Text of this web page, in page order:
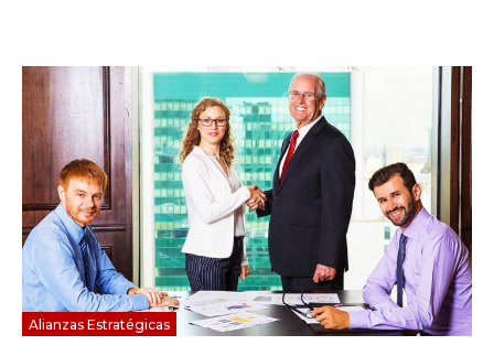
Alianzas Estratégicas